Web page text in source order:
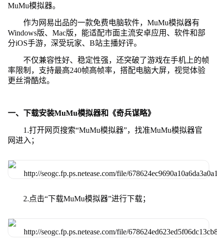
MuMu模拟器。
作为网易出品的一款免费电脑软件，MuMu模拟器有
Windows版、Mac版，能适配市面主流安卓应用、软件和部
分iOS手游，深受玩家、B站主播好评。
不仅兼容性好、稳定性强，还突破了游戏在手机上的帧
率限制，支持最高240帧高帧率，搭配电脑大屏，视觉体验
更丝滑酷炫。
一、下载安装MuMu模拟器和《奇兵谋略》
1.打开网页搜索“MuMu模拟器”，找准MuMu模拟器官
网进入；
2.点击“下载MuMu模拟器”进行下载；